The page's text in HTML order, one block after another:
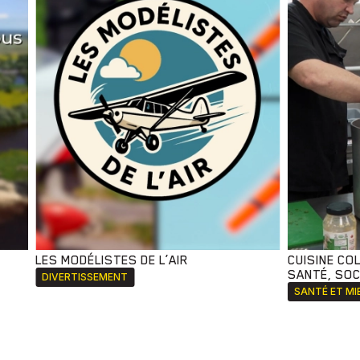
LES MODÉLISTES DE L’AIR
DIVERTISSEMENT
CUISINE
SANTÉ,
SANTÉ ET